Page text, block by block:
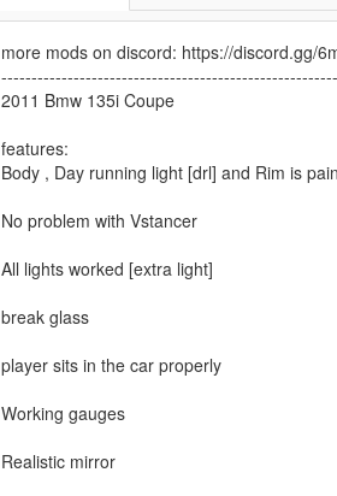
more mods on discord: https://discord.gg/
2011 Bmw 135i Coupe
features:
Body , Day running light [drl] and Rim is
No problem with Vstancer
All lights worked [extra light]
break glass
player sits in the car properly
Working gauges
Realistic mirror